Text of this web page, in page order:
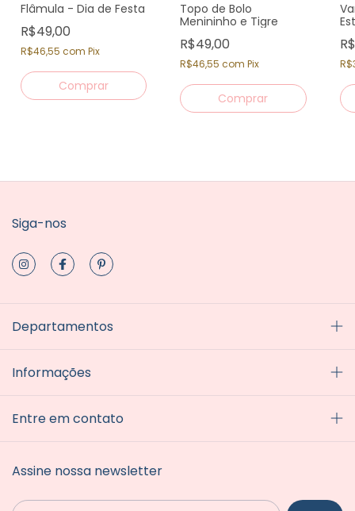
Flâmula - Dia de Festa
R$49,00
R$46,55 com Pix
Topo de Bolo
Menininho e Tigre
R$49,00
R$46,55com Pix
Siga-nos
Departamentos
Informações
Entre em contato
Assine nossa newsletter